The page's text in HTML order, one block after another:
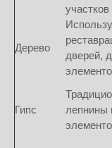
участков
Дерево
дверей,
Гипс
лепнины